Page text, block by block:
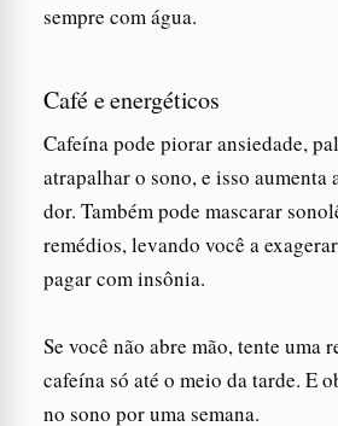
sempre com água.
Café e energéticos
Cafeína pode piorar ansiedade,
atrapalhar o sono, e isso aumenta
dor. Também pode mascarar
remédios, levando você a
pagar com insônia.
Se você não abre mão, tente uma
cafeína só até o meio da tarde. E
no sono por uma semana.